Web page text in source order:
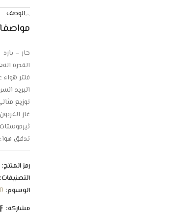
الوصف
حار – بارد
القدرة الفعلية :
فلتر
البريد
توزيع
غاز
تدفق
كفاءة
الجهد الكهربي
التردد 60 هرتز
الأبعاد : 78× 42.8 × 66 سم
رمز المنتج:
التصنيفات:
الوسوم:
مشاركة: